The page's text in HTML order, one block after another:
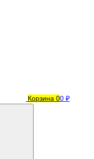
Корзина 00 ₽